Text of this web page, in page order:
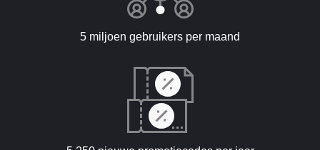
5 miljoen gebruikers per maand